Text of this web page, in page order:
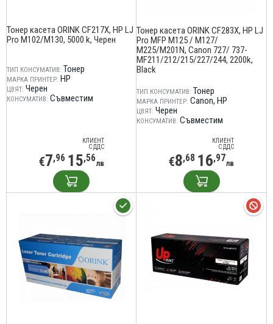
Тонер касета ORINK CF217X, HP LJ
Pro M102/M130, 5000 k, Черен
ТИП КОНСУМАТИВ: Тонер
МАРКА ПРИНТЕР: HP
ЦВЯТ: Черен
КОНСУМАТИВ: Съвместим
КЛИЕНТ
С ДДС
€7,96 15,56лв
Тонер касета ORINK CF283X, HP LJ
Pro MFP M125 / M127/
M225/M201N, Canon 727/ 737-
MF211/212/215/227/244, 2200k,
Black
ТИП КОНСУМАТИВ: Тонер
МАРКА ПРИНТЕР: Canon HP
ЦВЯТ: Черен
КОНСУМАТИВ: Съвместим
КЛИЕНТ
С ДДС
€8,68 16,97лв